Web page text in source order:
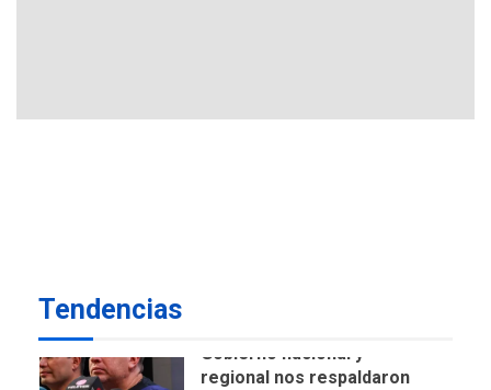
Tendencias
historia electoral de la ULA
Gobierno nacional y
regional nos respaldaron